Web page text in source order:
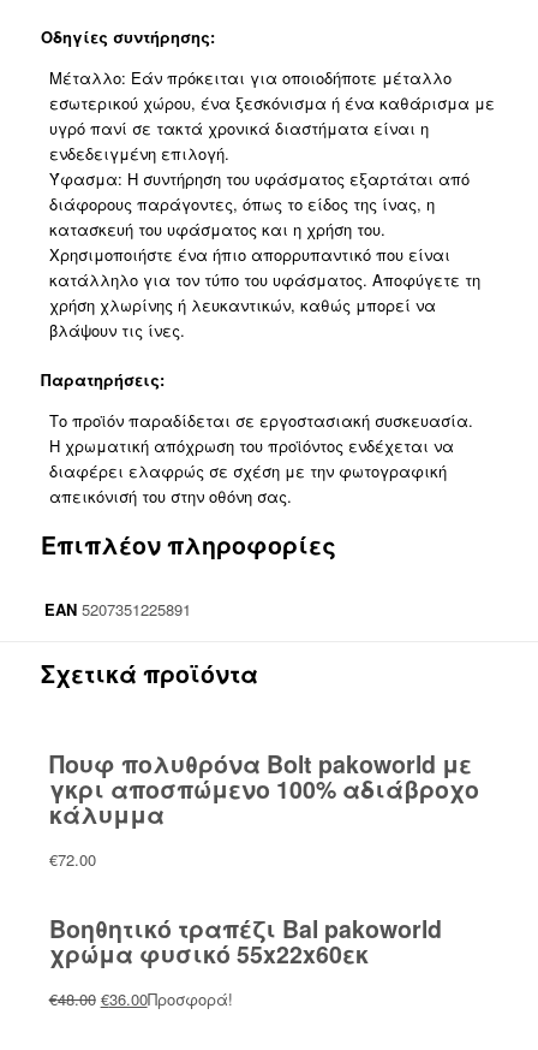
Οδηγίες συντήρησης:
Μέταλλο: Εάν πρόκειται για οποιοδήποτε μέταλλο
εσωτερικού χώρου, ένα ξεσκόνισμα ή ένα καθάρισμα με
υγρό πανί σε τακτά χρονικά διαστήματα είναι η
ενδεδειγμένη επιλογή.
Ύφασμα: Η συντήρηση του υφάσματος εξαρτάται από
διάφορους παράγοντες, όπως το είδος της ίνας, η
κατασκευή του υφάσματος και η χρήση του.
Χρησιμοποιήστε ένα ήπιο απορρυπαντικό που είναι
κατάλληλο για τον τύπο του υφάσματος. Αποφύγετε τη
χρήση χλωρίνης ή λευκαντικών, καθώς μπορεί να
βλάψουν τις ίνες.
Παρατηρήσεις:
Το προϊόν παραδίδεται σε εργοστασιακή συσκευασία.
Η χρωματική απόχρωση του προϊόντος ενδέχεται να
διαφέρει ελαφρώς σε σχέση με την φωτογραφική
απεικόνισή του στην οθόνη σας.
Επιπλέον πληροφορίες
EAN 5207351225891
Σχετικά προϊόντα
Πουφ πολυθρόνα Bolt pakoworld με
γκρι αποσπώμενο 100% αδιάβροχο
κάλυμμα
€72.00
Βοηθητικό τραπέζι Bal pakoworld
χρώμα φυσικό 55x22x60εκ
€48.00 Original
€36.00Η
Προσφορά!